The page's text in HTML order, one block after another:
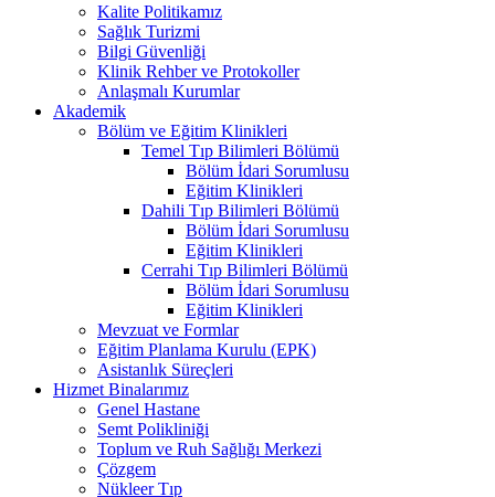
Kalite Politikamız
Sağlık Turizmi
Bilgi Güvenliği
Klinik Rehber ve Protokoller
Anlaşmalı Kurumlar
Akademik
Bölüm ve Eğitim Klinikleri
Temel Tıp Bilimleri Bölümü
Bölüm İdari Sorumlusu
Eğitim Klinikleri
Dahili Tıp Bilimleri Bölümü
Bölüm İdari Sorumlusu
Eğitim Klinikleri
Cerrahi Tıp Bilimleri Bölümü
Bölüm İdari Sorumlusu
Eğitim Klinikleri
Mevzuat ve Formlar
Eğitim Planlama Kurulu (EPK)
Asistanlık Süreçleri
Hizmet Binalarımız
Genel Hastane
Semt Polikliniği
Toplum ve Ruh Sağlığı Merkezi
Çözgem
Nükleer Tıp